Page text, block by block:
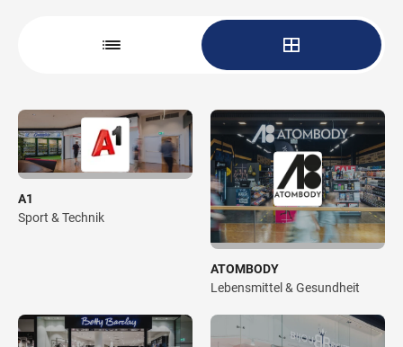
Wegbeschreibung
A1
Sport & Technik
ATOMBODY
Lebensmittel & Gesundheit